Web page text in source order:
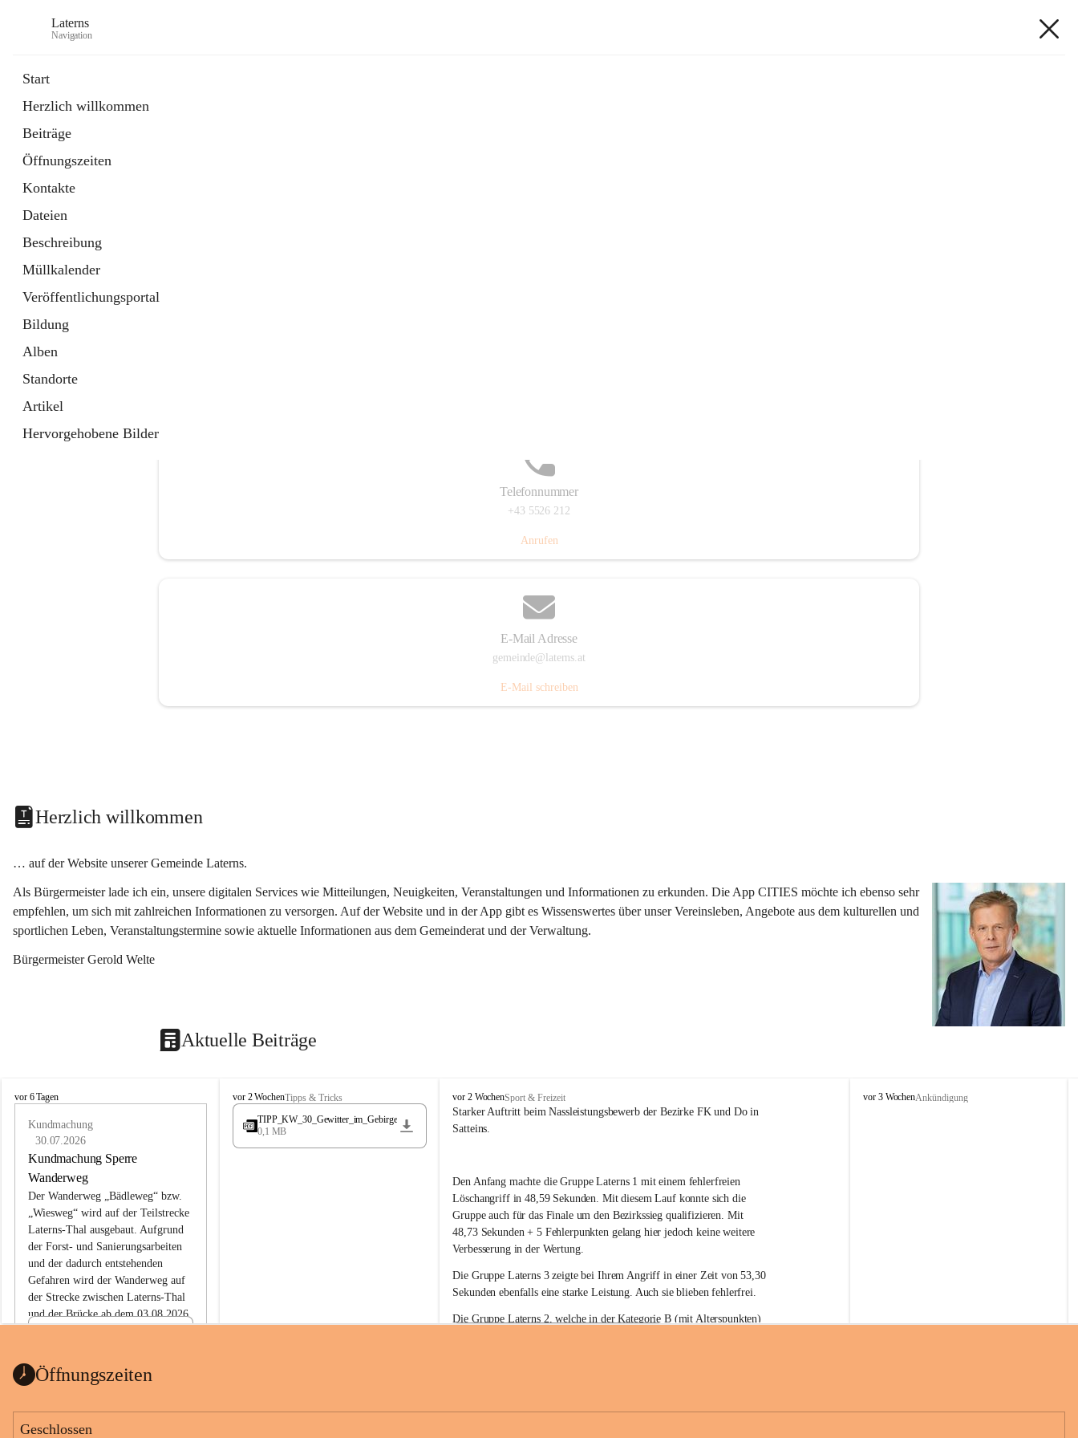
Laterns
Navigation
Start
Herzlich willkommen
Beiträge
Öffnungszeiten
Kontakte
Dateien
Beschreibung
Müllkalender
Veröffentlichungsportal
Bildung
Alben
Standorte
Artikel
Hervorgehobene Bilder
Telefonnummer
+43 5526 212
Anrufen
E-Mail Adresse
gemeinde@laterns.at
E-Mail schreiben
Herzlich willkommen
… auf der Website unserer Gemeinde Laterns.
Als Bürgermeister lade ich ein, unsere digitalen Services wie Mitteilungen, Neuigkeiten, Veranstaltungen und Informationen zu erkunden. Die App CITIES möchte ich ebenso sehr
empfehlen, um sich mit zahlreichen Informationen zu versorgen. Auf der Website und in der App gibt es Wissenswertes über unser Vereinsleben, Angebote aus dem kulturellen und
sportlichen Leben, Veranstaltungstermine sowie aktuelle Informationen aus dem Gemeinderat und der Verwaltung.
Bürgermeister Gerold Welte
Aktuelle Beiträge
L
vor 6 Tagen
Kundmachung
30.07.2026
Kundmachung Sperre
Wanderweg
Der Wanderweg „Bädleweg“ bzw.
„Wiesweg“ wird auf der Teilstrecke
Laterns-Thal ausgebaut. Aufgrund
der Forst- und Sanierungsarbeiten
und der dadurch entstehenden
Gefahren wird der Wanderweg auf
der Strecke zwischen Laterns-Thal
und der Brücke ab dem 03.08.2026
ht
1 Seite•0,1 MB
L
a
e
vor 2 WochenTipps & Tricks
TIPP_KW_30_Gewitter_im_Gebirge
0,1 MB
F
r
e
l
l
i
g
e
F
e
u
e
r
w
t
vor 2 WochenSport & Freizeit
Starker Auftritt beim Nassleistungsbewerb der Bezirke FK und Do in
Satteins.
Den Anfang machte die Gruppe Laterns 1 mit einem fehlerfreien
Löschangriff in 48,59 Sekunden. Mit diesem Lauf konnte sich die
Gruppe auch für das Finale um den Bezirkssieg qualifizieren. Mit
48,73 Sekunden + 5 Fehlerpunkten gelang hier jedoch keine weitere
Verbesserung in der Wertung.
Die Gruppe Laterns 3 zeigte bei Ihrem Angriff in einer Zeit von 53,30
Sekunden ebenfalls eine starke Leistung. Auch sie blieben fehlerfrei.
Die Gruppe Laterns 2, welche in der Kategorie B (mit Alterspunkten)
L
vor 3 WochenAnkündigung
Öffnungszeiten
Geschlossen